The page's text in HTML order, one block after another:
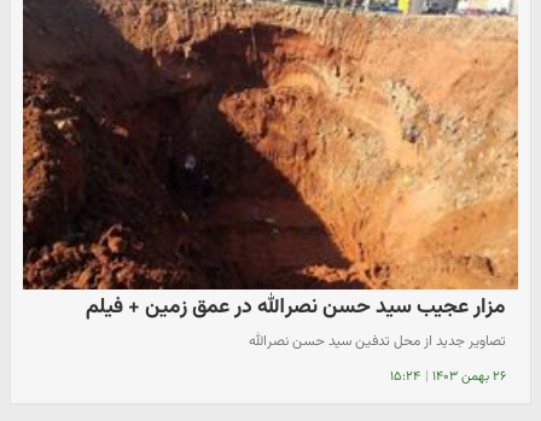
مزار عجیب سید حسن نصرالله در عمق زمین + فیلم
تصاویر جدید از محل تدفین سید حسن نصرالله
۲۶ بهمن ۱۴۰۳ | ۱۵:۲۴